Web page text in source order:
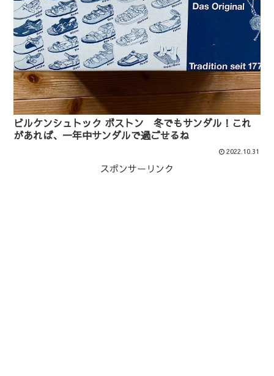
ビルケンシュトック ボストン 冬でもサンダル！これ
があれば、一年中サンダルで過ごせるね
2022.10.31
スポンサーリンク